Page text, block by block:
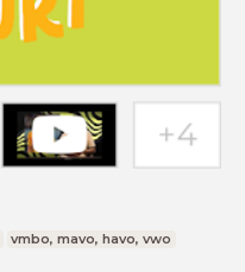
vmbo, mavo, havo, vwo